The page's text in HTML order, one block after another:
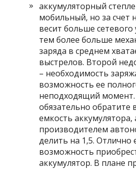
аккумуляторный
мобильный, но за счет
весит больше сетевого
тем более больше
заряда в среднем
выстрелов. Второй
– необходимость
возможность ее
неподходящий
обязательно обратите
емкость
производителем
делить на 1,5. Отлично
возможность
аккумулятор. В плане